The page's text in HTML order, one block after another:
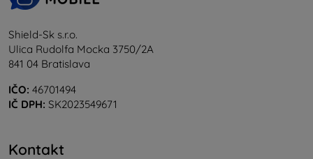
Shield-Sk s.r.o.
Ulica Rudolfa Mocka 3750/2A
841 04 Bratislava
IČO: 46701494
IČ DPH: SK2023549671
Kontakt